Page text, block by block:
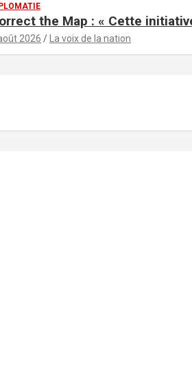
the Map : « Cette
2026 La voix de la nation